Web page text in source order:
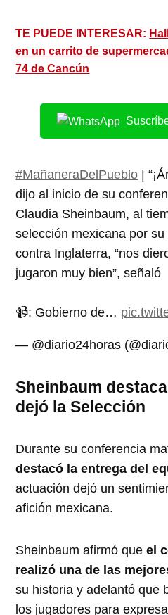
TE PUEDE INTERESAR:
en un carrito de
74 de Cancún
#MañaneraDelPueblo |
dijo al inicio de su
Claudia Sheinbaum, al
selección mexicana por
contra Inglaterra, “nos
jugaron muy bien”, señaló
📹: Gobierno de…
— @diario24horas
Sheinbaum
dejó la Selección
Durante su conferencia
destacó la entrega del
actuación dejó un
afición mexicana.
Sheinbaum afirmó queel
realizó una de las
su historia y adelantó que
los jugadores para